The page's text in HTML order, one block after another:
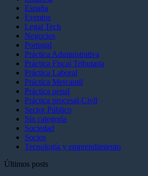
España
Eventos
Legal Tech
Negocios
Portugal
Práctica Administrativa
Práctica Fiscal Tributaria
Práctica Laboral
Práctica Mercantil
Práctica penal
Práctica procesal-Civll
Sector Público
Sin categoría
Sociedad
Socios
Tecnología y emprendimiento
Últimos posts